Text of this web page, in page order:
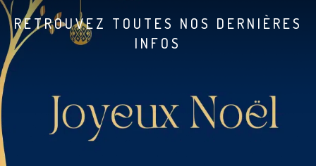
RETROUVEZ TOUTES NOS DERNIÈRES
INFOS